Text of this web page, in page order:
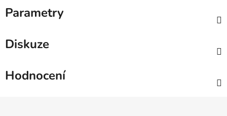
Parametry
Diskuze
Hodnocení